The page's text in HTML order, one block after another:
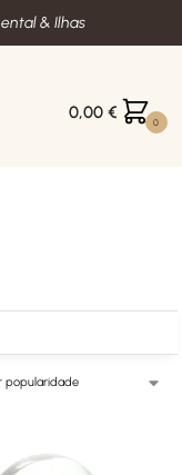
& Ilhas
0,00 € 0